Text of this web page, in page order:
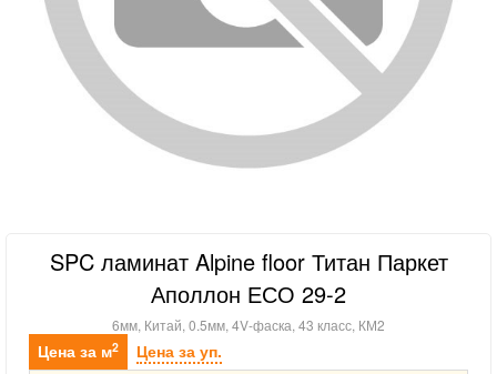
SPC ламинат Alpine floor Титан Паркет
Аполлон ЕСО 29-2
6мм, Китай, 0.5мм, 4V-фаска, 43 класс, КМ2
Цена за м2 Цена за уп.